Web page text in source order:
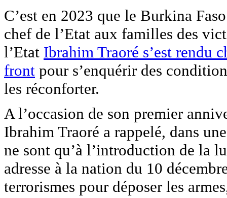
C’est en 2023 que le Burkina
chef de l’Etat aux familles des
l’Etat Ibrahim Traoré s’est rendu
front pour s’enquérir des
les réconforter.
A l’occasion de son premier
Ibrahim Traoré a rappelé, dans
ne sont qu’à l’introduction de la
adresse à la nation du 10
terrorismes pour déposer les